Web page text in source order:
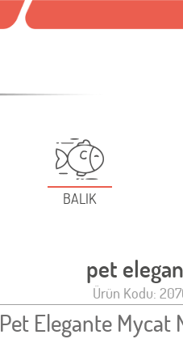
BALIK
pet
Ürün Kodu:
Pet Elegante Mycat